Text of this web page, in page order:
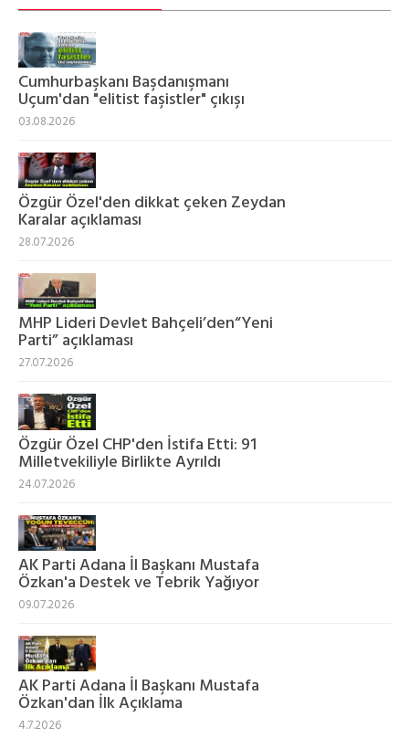
Cumhurbaşkanı Başdanışmanı
Uçum'dan "elitist faşistler" çıkışı
03.08.2026
Özgür Özel'den dikkat çeken Zeydan
Karalar açıklaması
28.07.2026
MHP Lideri Devlet Bahçeli’den“Yeni
Parti” açıklaması
27.07.2026
Özgür Özel CHP'den İstifa Etti: 91
Milletvekiliyle Birlikte Ayrıldı
24.07.2026
AK Parti Adana İl Başkanı Mustafa
Özkan'a Destek ve Tebrik Yağıyor
09.07.2026
AK Parti Adana İl Başkanı Mustafa
Özkan'dan İlk Açıklama
4.7.2026